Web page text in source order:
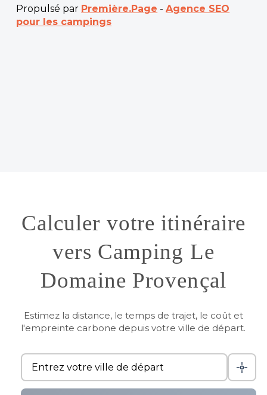
Propulsé par Première.Page -Agence SEO
pour les campings
Calculer votre itinéraire
vers Camping Le
Domaine Provençal
Estimez la distance, le temps de trajet, le coût et
l'empreinte carbone depuis votre ville de départ.